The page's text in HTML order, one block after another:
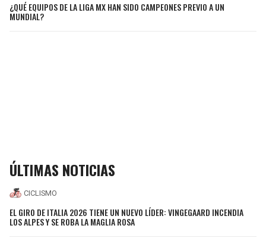
¿QUÉ EQUIPOS DE LA LIGA MX HAN SIDO CAMPEONES PREVIO A UN
MUNDIAL?
ÚLTIMAS NOTICIAS
CICLISMO
EL GIRO DE ITALIA 2026 TIENE UN NUEVO LÍDER: VINGEGAARD INCENDIA
LOS ALPES Y SE ROBA LA MAGLIA ROSA